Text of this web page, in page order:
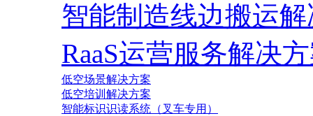
智能制造线边搬运
RaaS运营服务解决
低空场景解决方案
低空培训解决方案
智能标识识读系统（叉车专用）